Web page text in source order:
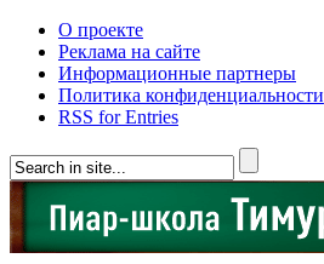
О проекте
Реклама на сайте
Информационные партнеры
Политика конфиденциальности
RSS for Entries